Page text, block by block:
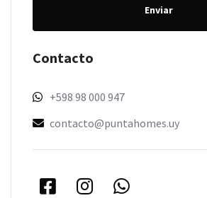
Enviar
Contacto
+598 98 000 947
contacto@puntahomes.uy